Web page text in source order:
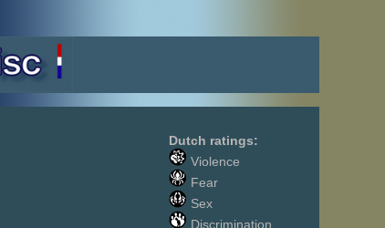
Dutch ratings:
Violence
Fear
Sex
Discrimination